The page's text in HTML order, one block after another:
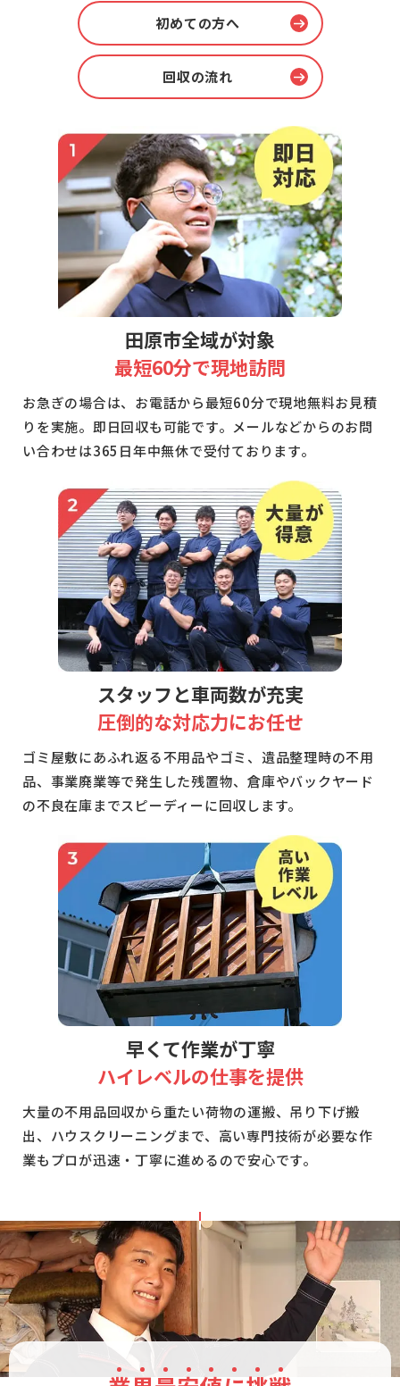
初めての方へ
回収の流れ
田原市全域が対象
最短60分で現地訪問
お急ぎの場合は、お電話から最短60分で現地無料お見積
りを実施。即日回収も可能です。メールなどからのお問
い合わせは365日年中無休で受付ております。
スタッフと車両数が充実
圧倒的な対応力にお任せ
ゴミ屋敷にあふれ返る不用品やゴミ、遺品整理時の不用
品、事業廃業等で発生した残置物、倉庫やバックヤード
の不良在庫までスピーディーに回収します。
早くて作業が丁寧
ハイレベルの仕事を提供
大量の不用品回収から重たい荷物の運搬、吊り下げ搬
出、ハウスクリーニングまで、高い専門技術が必要な作
業もプロが迅速・丁寧に進めるので安心です。